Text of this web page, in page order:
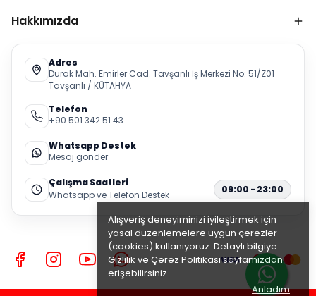
Alışveriş deneyiminizi iyileştirmek için
yasal düzenlemelere uygun çerezler
(cookies) kullanıyoruz. Detaylı bilgiye
Gizlilik ve Çerez Politikasısayfamızdan
erişebilirsiniz.
Anladım
Hakkımızda
Adres
Durak Mah. Emirler Cad. Tavşanlı İş Merkezi No: 51/Z01
Tavşanlı / KÜTAHYA
Telefon
+90 501 342 51 43
Whatsapp Destek
Mesaj gönder
Çalışma Saatleri
Whatsapp ve Telefon Destek
09:00 - 23:00